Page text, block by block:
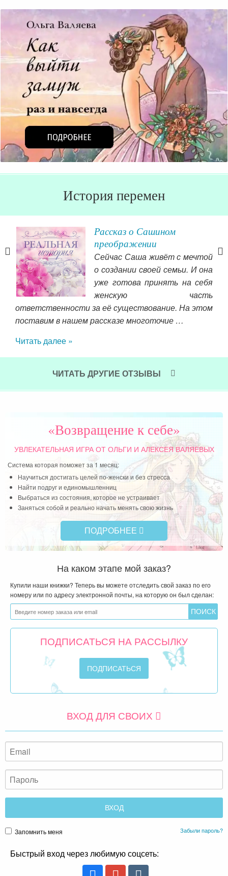
История перемен
и
Рассказ о Сашином
преображении
Сейчас Саша живёт с мечтой
о создании своей семьи. И она
уже готова принять на себя
женскую часть
ответственности за её существование. На этом
поставим в нашем рассказе многоточие …
Читать далее »
но
ЧИТАТЬ ДРУГИЕ ОТЗЫВЫ
«Возвращение к себе»
УВЛЕКАТЕЛЬНАЯ ИГРАОТ ОЛЬГИ И АЛЕКСЕЯ ВАЛЯЕВЫХ
Система которая поможет за 1 месяц:
Научиться достигать целей по-женски и без стресса
Найти подруг и единомышленниц
Выбраться из состояния, которое не устраивает
Заняться собой и реально начать менять свою жизнь
ПОДРОБНЕЕ
На каком этапе мой заказ?
Купили наши книжки? Теперь вы можете отследить свой заказ по его
номеру или по адресу электронной почты, на которую он был сделан:
ПОДПИСАТЬСЯ НА РАССЫЛКУ
ВХОД ДЛЯ СВОИХ
Запомнить меня Забыли пароль?
Быстрый вход через любимую соцсеть: